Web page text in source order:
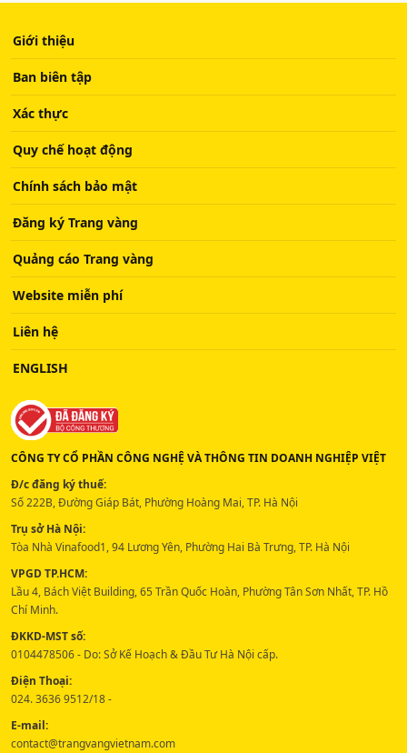
Giới thiệu
Ban biên tập
Xác thực
Quy chế hoạt động
Chính sách bảo mật
Đăng ký Trang vàng
Quảng cáo Trang vàng
Website miễn phí
Liên hệ
ENGLISH
CÔNG TY CỔ PHẦN CÔNG NGHỆ VÀ THÔNG TIN DOANH NGHIỆP VIỆT
Đ/c đăng ký thuế:
Số 222B, Đường Giáp Bát, Phường Hoàng Mai, TP. Hà Nội
Trụ sở Hà Nội:
Tòa Nhà Vinafood1, 94 Lương Yên, Phường Hai Bà Trưng, TP. Hà Nội
VPGD TP.HCM:
Lầu 4, Bách Việt Building, 65 Trần Quốc Hoàn, Phường Tân Sơn Nhất, TP. Hồ
Chí Minh.
ĐKKD-MST số:
0104478506 - Do: Sở Kế Hoạch & Đầu Tư Hà Nội cấp.
Điện Thoại:
024. 3636 9512/18 -
E-mail:
contact@trangvangvietnam.com